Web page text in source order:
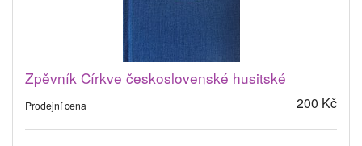
Zpěvník Církve československé husitské
Prodejní cena 200 Kč